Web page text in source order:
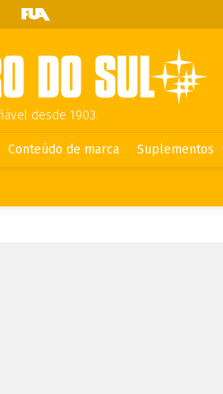
desde 1903.
Conteúdo de marca Suplementos